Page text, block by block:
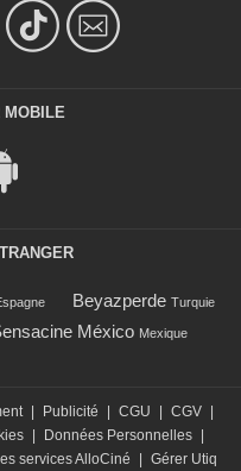
MOBILE
Beyazperde Turquie
México Mexique
Publicité CGU CGV
Données Personnelles
services AlloCiné Gérer Utiq